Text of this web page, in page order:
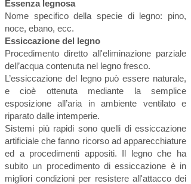
Essenza legnosa
Nome specifico della specie di legno: pino,
noce, ebano, ecc.
Essiccazione del legno
Procedimento diretto all'eliminazione parziale
dell’acqua contenuta nel legno fresco.
L’essiccazione del legno può essere naturale,
e cioè ottenuta mediante la semplice
esposizione all’aria in ambiente ventilato e
riparato dalle intemperie.
Sistemi più rapidi sono quelli di essiccazione
artificiale che fanno ricorso ad apparecchiature
ed a procedimenti appositi. Il legno che ha
subito un procedimento di essiccazione è in
migliori condizioni per resistere all'attacco dei